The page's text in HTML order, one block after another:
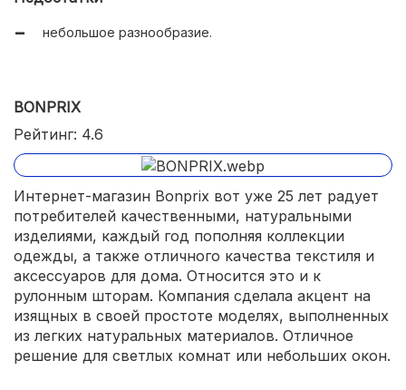
небольшое разнообразие.
BONPRIX
Рейтинг: 4.6
Интернет-магазин Bonprix вот уже 25 лет радует
потребителей качественными, натуральными
изделиями, каждый год пополняя коллекции
одежды, а также отличного качества текстиля и
аксессуаров для дома. Относится это и к
рулонным шторам. Компания сделала акцент на
изящных в своей простоте моделях, выполненных
из легких натуральных материалов. Отличное
решение для светлых комнат или небольших окон.